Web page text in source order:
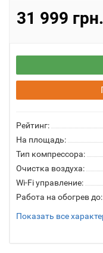
31 999 грн.
Рейтинг:
На площадь:
Тип компрессора:
Очистка воздуха:
Wi-Fi управление:
Работа на обогрев до:
Показать все